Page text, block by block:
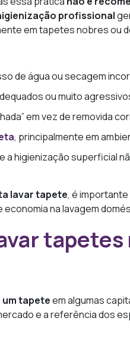
profissional
em tapetes nobres ou
de água ou secagem
ou muito
em vez de removida
, principalmente em
a higienização superficial
lavar tapete, é
na lavagem
tapetes
tapeteem algumas
e a referência dos